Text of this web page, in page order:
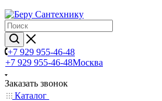
+7 929 955-46-48
+7 929 955-46-48Москва
Заказать звонок
Каталог